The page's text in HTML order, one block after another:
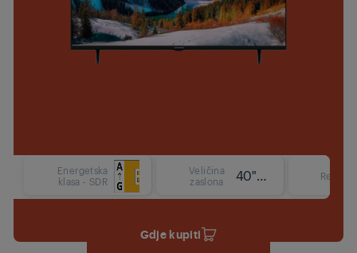
Energetska
klasa - SDR
Veličina
zaslona
40"/100 cm
Gdje kupiti